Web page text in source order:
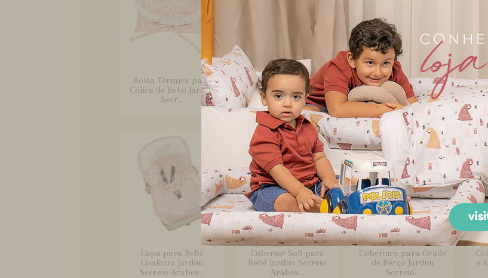
Bolsa Térmica para
Cólica de Bebê Jardim
Secr...
Boquinha Fralda
Cremer 3 Peças para
Bebê Jard...
Boquinha Malha 3
Peças para Bebê
Jardim Secre...
Capa para Bebê
Conforto Jardim
Secreto Arabes...
Cobertor Soft para
Bebê Jardim Secreto
Arabes...
Cobertura para Grade
de Berço Jardim
Secreto...
e